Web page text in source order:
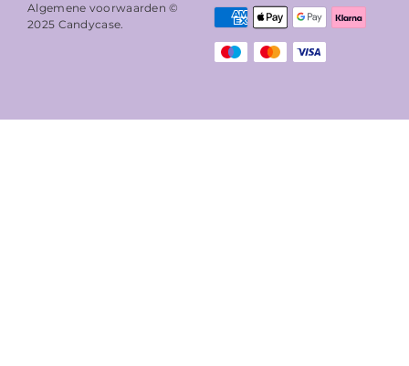
Algemene voorwaarden ©
2025 Candycase.